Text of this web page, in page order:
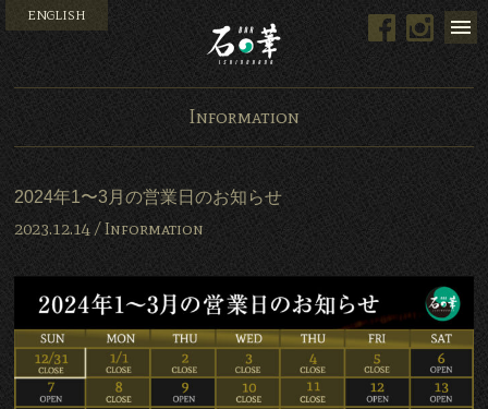
Bar 石の華 -BAR
ENGLISH Facebook
Information
2024年1〜3月の営業日のお知らせ
2023.12.14 /Information